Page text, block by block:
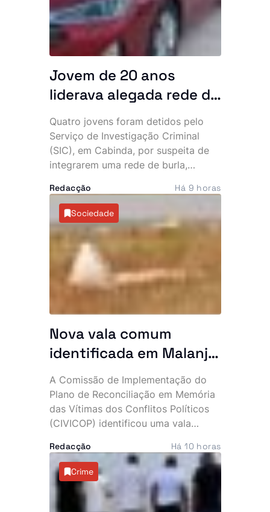
no tratamento da disfunção eréctil. A
entidade recomenda que os
consumidores deixem de ingerir
estes produtos e ordenou a sua
Jovem de 20 anos
liderava alegada rede de
burlas que financiava
uma vida de luxo, diz SIC
Quatro jovens foram detidos pelo
Serviço de Investigação Criminal
(SIC), em Cabinda, por suspeita de
integrarem uma rede de burla,
rede Vodacom, num esquema que
terá desviado cerca de 40 mil euros
e cinco milhões de kwanzas. O
dinheiro alegadamente sustentava
uma vida de luxo, marcada por
viaturas topo de gama, telemóveis
caros e festas frequentes.
Redacção Há 9 horas
Sociedade
Nova vala comum
identificada em Malanje
com 41 corpos
A Comissão de Implementação do
Plano de Reconciliação em Memória
das Vítimas dos Conflitos Políticos
(CIVICOP) identificou uma vala
de Quirima, província de Malanje,
numa descoberta que volta a expor
as marcas profundas deixadas pelos
conflitos que assolaram Angola.
Redacção Há 10 horas
Crime